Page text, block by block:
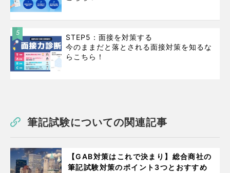
5
STEP5：面接を対策する
今のままだと落とされる面接対策を知るな
らこちら！
筆記試験についての関連記事
【GAB対策はこれで決まり】総合商社の
筆記試験対策のポイント3つとおすすめ